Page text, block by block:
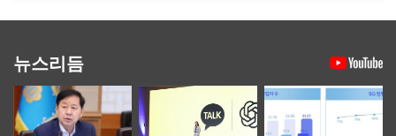
뉴스리듬